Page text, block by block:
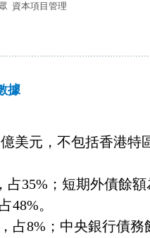
資本項目管理
據
億美元，不包括香港特
占35% ；短期外債餘額
48%。
占8% ；中央銀行債務